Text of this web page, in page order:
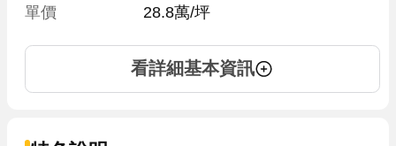
單價 28.8萬/坪
看詳細基本資訊